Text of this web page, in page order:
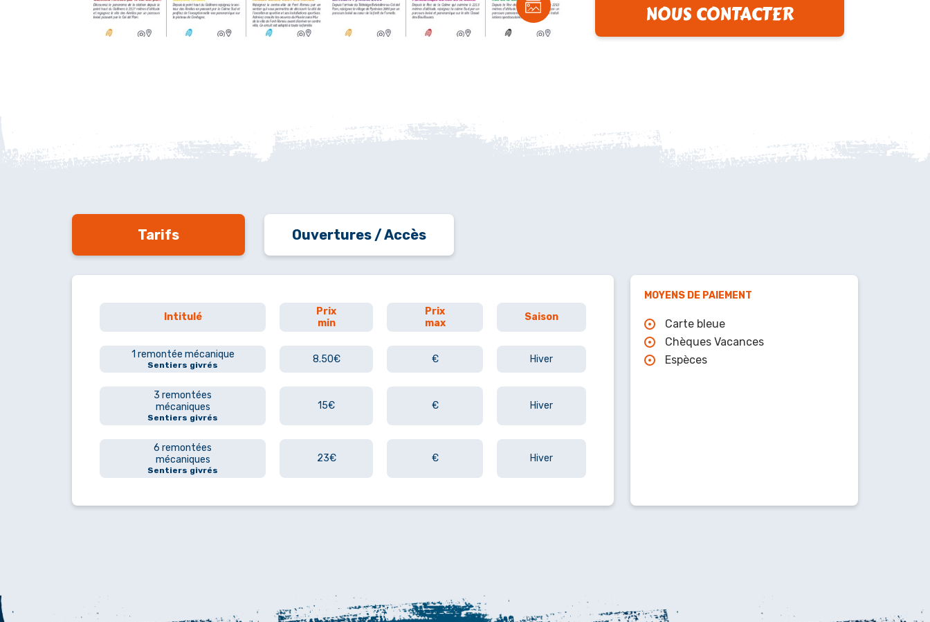
NOUS CONTACTER
Tarifs Ouvertures / Accès
Intitulé
Prix
min
Prix
max
Saison
1 remontée mécanique
Sentiers givrés 8.50€ € Hiver
3 remontées
mécaniques
Sentiers givrés
15€ € Hiver
6 remontées
mécaniques
Sentiers givrés
23€ € Hiver
MOYENS DE PAIEMENT
Carte bleue
Chèques Vacances
Espèces